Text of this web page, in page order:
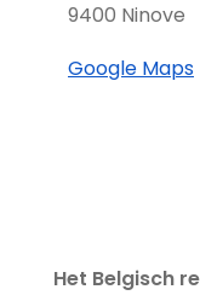
9400 Ninove
Google Maps
Het Belgisch